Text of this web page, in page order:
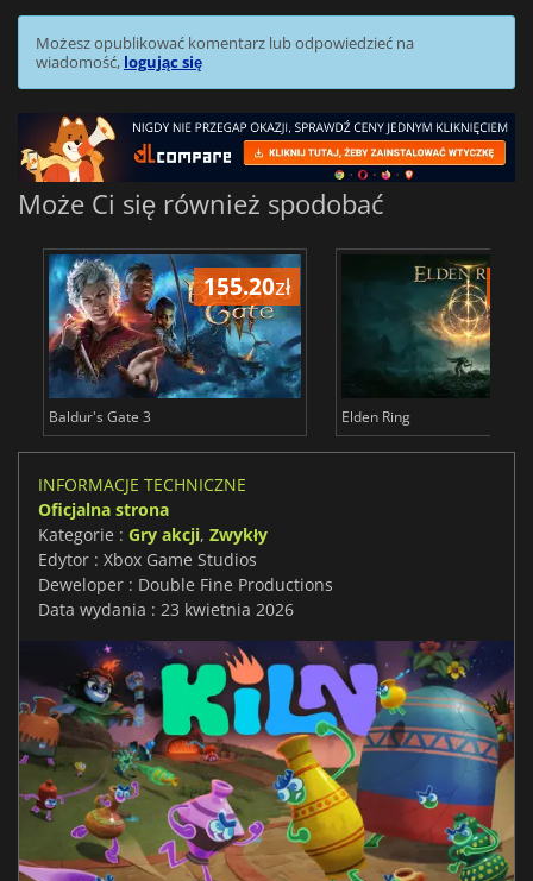
Możesz opublikować komentarz lub odpowiedzieć na
wiadomość, logując się
Może Ci się również spodobać
155.20zł
Baldur's Gate 3 Elden Ring
INFORMACJE TECHNICZNE
Oficjalna strona
Kategorie : Gry akcji, Zwykły
Edytor : Xbox Game Studios
Deweloper : Double Fine Productions
Data wydania : 23 kwietnia 2026